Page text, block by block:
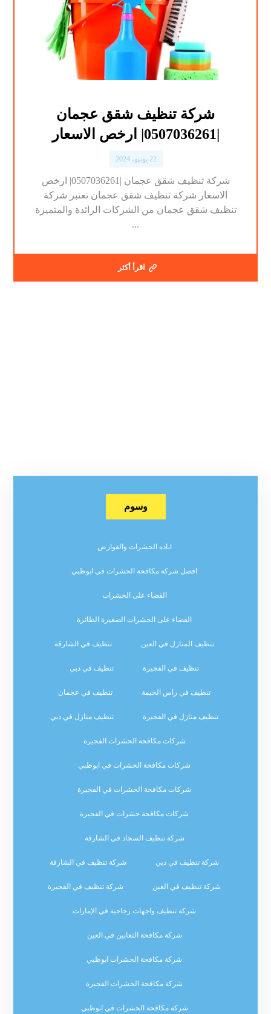
شركة تنظيف شقق عجمان
|0507036261| ارخص الاسعار
22 يونيو، 2024
شركة تنظيف شقق عجمان |0507036261| ارخص
الاسعار شركة تنظيف شقق عجمان تعتبر شركة
تنظيف شقق عجمان من الشركات الرائدة والمتميزة
...
اقرأ أكثر
وسوم
اباده الحشرات والقوارض
افضل شركة مكافحة الحشرات في ابوظبي
القضاء على الحشرات
القضاء على الحشرات الصغيرة الطائرة
تنظيف المنازل في العين تنظيف في الشارقة
تنظيف في الفجيرة تنظيف في دبي
تنظيف في راس الخيمة تنظيف في عجمان
تنظيف منازل في الفجيرة تنظيف منازل في دبي
شركات مكافحة الحشرات الفجيرة
شركات مكافحة الحشرات في ابوظبي
شركات مكافحة الحشرات في الفجيرة
شركات مكافحة حشرات في الفجيرة
شركة تنظيف السجاد في الشارقة
شركة تنظيف في دبي شركة تنظيف في الشارقة
شركة تنظيف في العين شركة تنظيف في الفجيرة
شركة تنظيف واجهات زجاجية في الإمارات
شركة مكافحة الثعابين في العين
شركة مكافحة الحشرات ابوظبي
شركة مكافحة الحشرات الفجيرة
شركة مكافحة الحشرات في ابوظبي